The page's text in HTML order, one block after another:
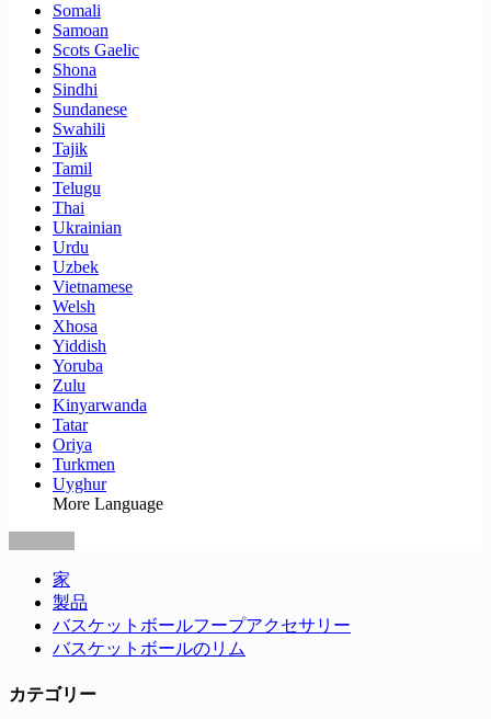
Somali
Samoan
Scots Gaelic
Shona
Sindhi
Sundanese
Swahili
Tajik
Tamil
Telugu
Thai
Ukrainian
Urdu
Uzbek
Vietnamese
Welsh
Xhosa
Yiddish
Yoruba
Zulu
Kinyarwanda
Tatar
Oriya
Turkmen
Uyghur
More Language
家
製品
バスケットボールフープアクセサリー
バスケットボールのリム
カテゴリー